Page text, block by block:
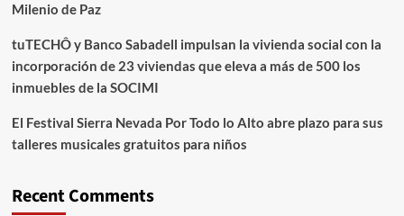
Milenio de Paz
tuTECHÔ y Banco Sabadell impulsan la vivienda social con la
incorporación de 23 viviendas que eleva a más de 500 los
inmuebles de la SOCIMI
El Festival Sierra Nevada Por Todo lo Alto abre plazo para sus
talleres musicales gratuitos para niños
Recent Comments